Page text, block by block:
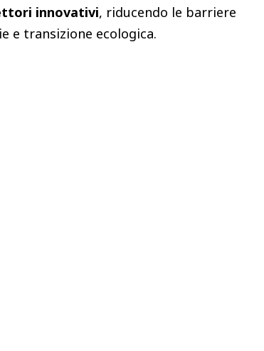
innovativi, riducendo le barriere
e transizione ecologica.​